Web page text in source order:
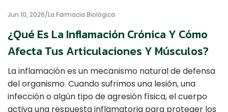
Jun 10, 2026 La Farmacia Biológica
¿Qué Es La Inflamación Crónica Y Cómo
Afecta Tus Articulaciones Y Músculos?
La inflamación es un mecanismo natural de defensa
del organismo. Cuando sufrimos una lesión, una
infección o algún tipo de agresión física, el cuerpo
activa una respuesta inflamatoria para proteger los